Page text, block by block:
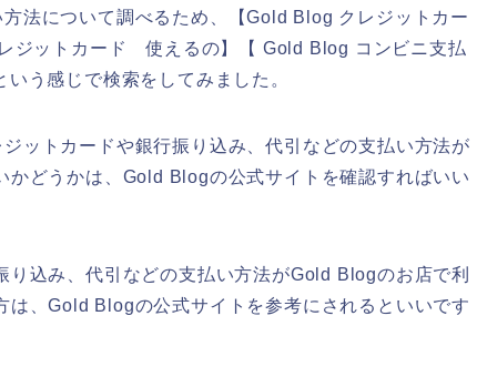
法について調べるため、【Gold Blog クレジットカー
ジットカード 使えるの】【 Gold Blog コンビニ支払
う感じで検索をしてみました。
ットカードや銀行振り込み、代引などの支払い方法が
かどうかは、Gold Blogの公式サイトを確認すればいい
り込み、代引などの支払い方法がGold Blogのお店で利
は、Gold Blogの公式サイトを参考にされるといいです